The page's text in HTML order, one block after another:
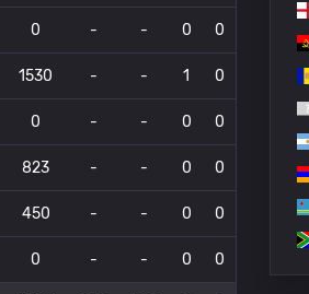
0 - - 0 0
1530 - - 1 0
0 - - 0 0
823 - - 0 0
450 - - 0 0
0 - - 0 0